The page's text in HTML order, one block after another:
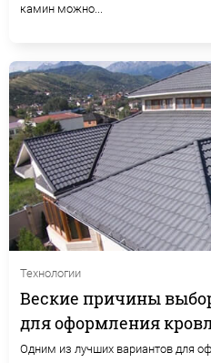
камин можно...
Технологии
Веские причины
для оформления
Одним из лучших вариантов для